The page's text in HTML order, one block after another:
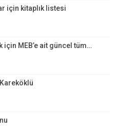
için kitaplık listesi
için MEB’e ait güncel tüm…